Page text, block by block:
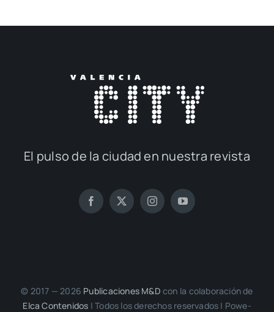
El pul­so de la ciu­dad en nues­tra revis­ta
© 2017 — 2026 Publi­ca­cio­nes M&D con la cola­bo­ra­ción de
Elca Con­te­ni­dos | Todos los dere­chos reser­va­dos | Powe­